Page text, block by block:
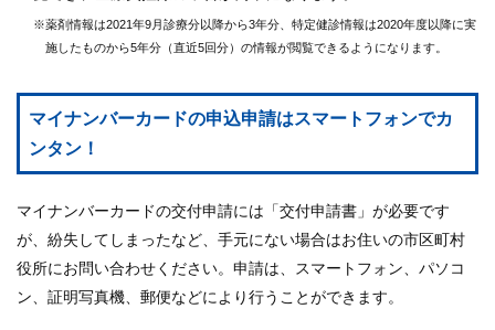
※薬剤情報は2021年9月診療分以降から3年分、特定健診情報は2020年度以降に実
施したものから5年分（直近5回分）の情報が閲覧できるようになります。
マイナンバーカードの申込申請はスマートフォンでカ
ンタン！
マイナンバーカードの交付申請には「交付申請書」が必要です
が、紛失してしまったなど、手元にない場合はお住いの市区町村
役所にお問い合わせください。申請は、スマートフォン、パソコ
ン、証明写真機、郵便などにより行うことができます。